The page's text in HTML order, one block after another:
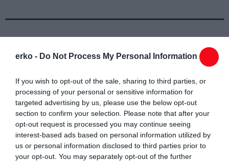
erko - Do Not Process My Personal Information
If you wish to opt-out of the sale, sharing to third parties, or
processing of your personal or sensitive information for
targeted advertising by us, please use the below opt-out
section to confirm your selection. Please note that after your
opt-out request is processed you may continue seeing
interest-based ads based on personal information utilized by
us or personal information disclosed to third parties prior to
your opt-out. You may separately opt-out of the further
Συντάχθηκε από: ERKO
email
Σχετικά άρθρα